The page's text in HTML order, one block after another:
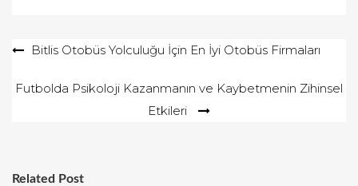
YazıBitlis Otobüs Yolculuğu İçin En İyi Otobüs Firmaları
Futbolda Psikoloji Kazanmanın ve Kaybetmenin Zihinsel
Etkileri
Related Post